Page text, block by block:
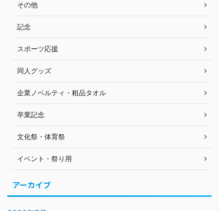
その他
記念
スポーツ応援
同人グッズ
企業ノベルティ・粗品タオル
卒業記念
文化祭・体育祭
イベント・祭り用
アーカイブ